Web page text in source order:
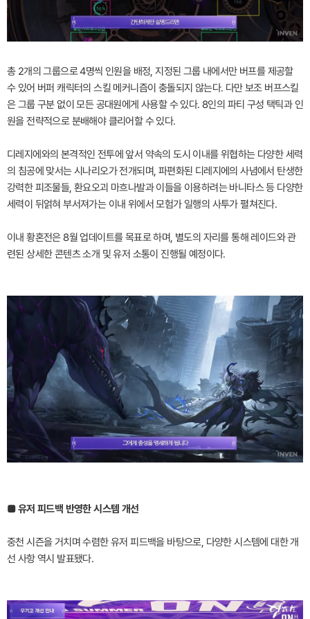
총 2개의 그룹으로 4명씩 인원을 배정, 지정된 그룹 내에서만 버프를 제공할
수 있어 버퍼 캐릭터의 스킬 메커니즘이 충돌되지 않는다. 다만 보조 버프스킬
은 그룹 구분 없이 모든 공대원에게 사용할 수 있다. 8인의 파티 구성 택틱과 인
원을 전략적으로 분배해야 클리어할 수 있다.
디레지에와의 본격적인 전투에 앞서 약속의 도시 이내를 위협하는 다양한 세력
의 침공에 맞서는 시나리오가 전개되며, 파편화된 디레지에의 사념에서 탄생한
강력한 피조물들, 환요오괴 마흐나발과 이들을 이용하려는 바니타스 등 다양한
세력이 뒤얽혀 부서져가는 이내 위에서 모험가 일행의 사투가 펼쳐진다.
이내 황혼전은 8월 업데이트를 목표로 하며, 별도의 자리를 통해 레이드와 관
련된 상세한 콘텐츠 소개 및 유저 소통이 진행될 예정이다.
■ 유저 피드백 반영한 시스템 개선
중천 시즌을 거치며 수렴한 유저 피드백을 바탕으로, 다양한 시스템에 대한 개
선 사항 역시 발표됐다.